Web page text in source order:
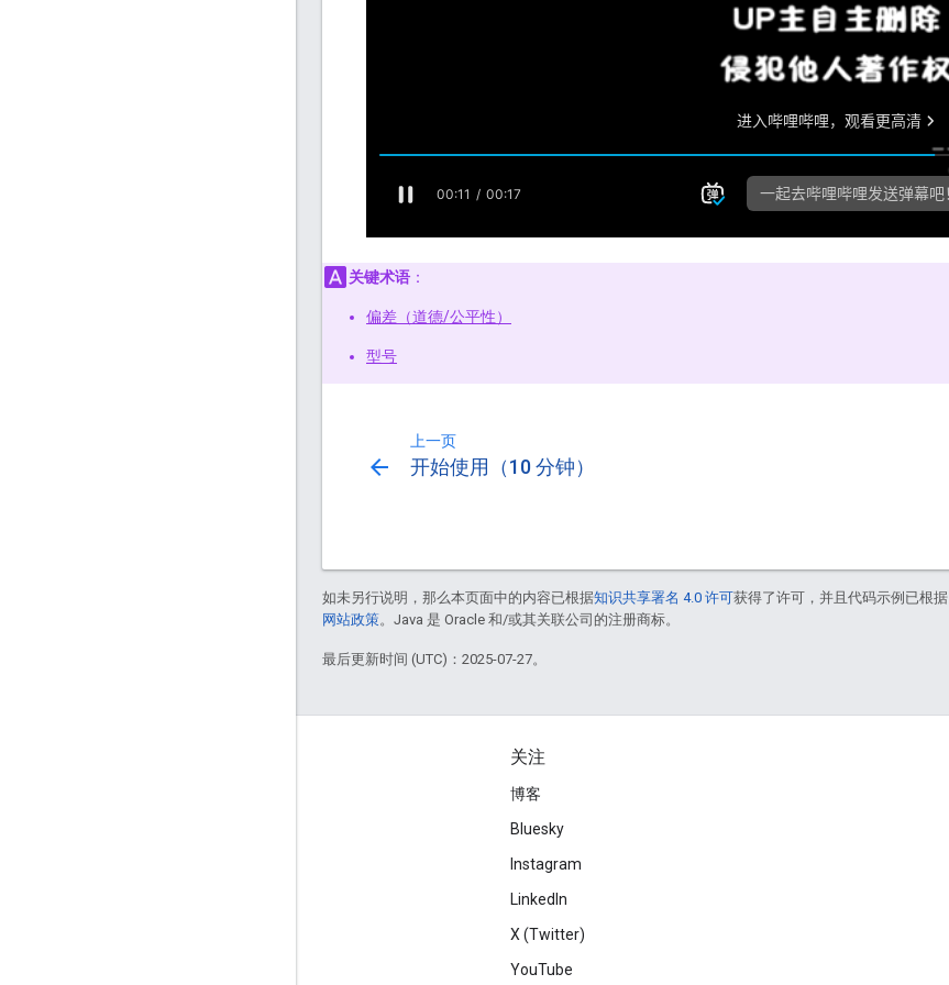
关键术语 ：
偏差（道德/公平性）
型号
上一页
arrow_back 开始使用（10 分钟）
如未另行说明，那么本页面中的内容已根据知识共享署名 4.0 许可获得了许可，并且代码示例已根据
网站政策。Java 是 Oracle 和/或其关联公司的注册商标。
最后更新时间 (UTC)：2025-07-27。
关注
博客
Bluesky
Instagram
LinkedIn
X (Twitter)
YouTube